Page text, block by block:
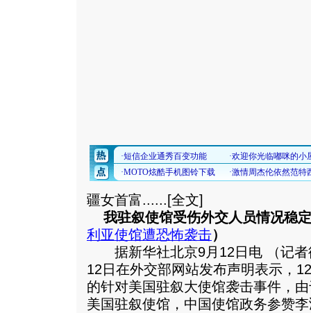
疆女首富......[全文]
我驻叙使馆受伤外交人员情况稳
利亚使馆遭恐怖袭击）
据新华社北京9月12日电 （记者
12日在外交部网站发布声明表示，
的针对美国驻叙大使馆袭击事件，
美国驻叙使馆，中国使馆政务参赞